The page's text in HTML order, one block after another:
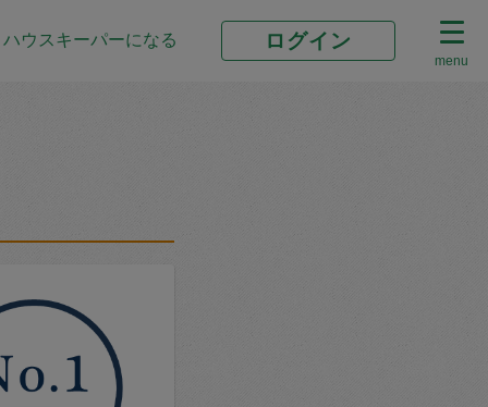
ハウスキーパーになる ログイン
menu